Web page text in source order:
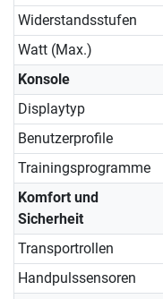
Widerstandsstufen
Watt (Max.)
Konsole
Displaytyp
Benutzerprofile
Trainingsprogramme
Komfort und
Sicherheit
Transportrollen
Handpulssensoren